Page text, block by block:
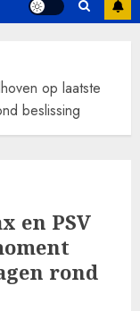
op laatste
beslissing
en PSV
rond